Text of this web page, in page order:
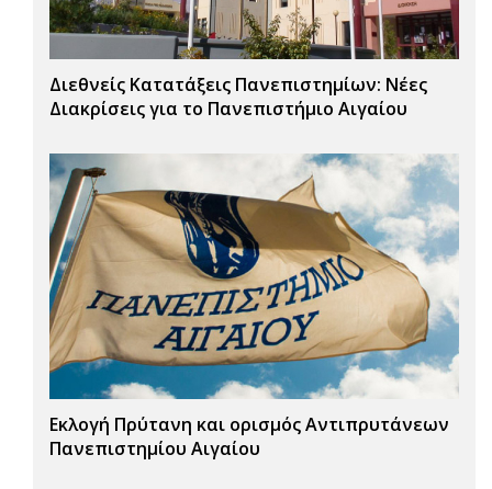
Διεθνείς Κατατάξεις Πανεπιστημίων: Νέες
Διακρίσεις για το Πανεπιστήμιο Αιγαίου
Εκλογή Πρύτανη και ορισμός Αντιπρυτάνεων
Πανεπιστημίου Αιγαίου